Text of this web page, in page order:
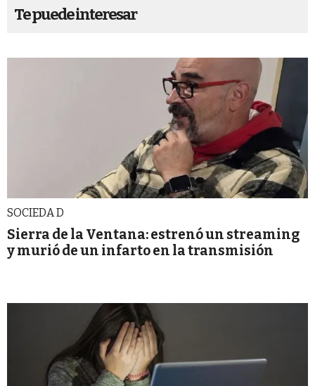
Te puede interesar
SOCIEDA D
Sierra de la Ventana: estrenó un streaming
y murió de un infarto en la transmisión